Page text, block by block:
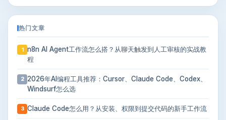
热门文章
1 n8n AI Agent工作流怎么搭？从聊天触发到人工审核的实战教
程
2 2026年AI编程工具推荐：Cursor、Claude Code、Codex、
Windsurf怎么选
3 Claude Code怎么用？从安装、权限到提交代码的新手工作流